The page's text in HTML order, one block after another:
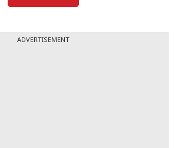
ADVERTISEMENT